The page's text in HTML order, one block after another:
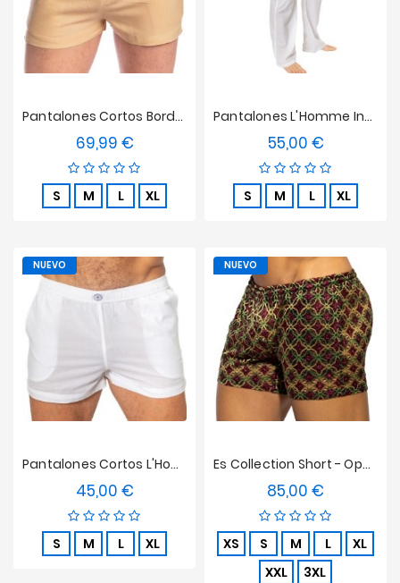
Pantalones Cortos Bordados L'Homme Invisible - Bloom
69,99 €Precio
S M L XL
Pantalones L'Homme Invisible - Blanco Liso
55,00 €Precio
S M L XL
Pantalones Cortos L'Homme Invisible - Blanco Elegante
45,00 €Precio
S M L XL
NUEVO
Es Collection Short - Opulent
85,00 €
XS S M L
XL
XXL
3XL
NUEVO